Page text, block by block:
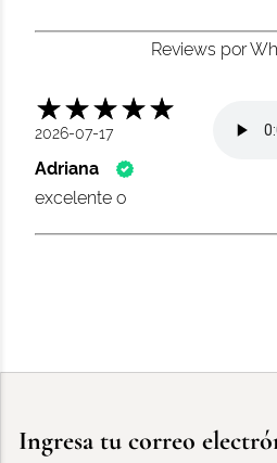
Reviews por
2026-07-17
Adriana
excelente o
Ingresa tu correo